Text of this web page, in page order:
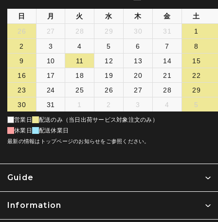
Guide
Information
日 月 火 水 木 金
土
26
27 28 29 30 31
1
2
3 4 5 6 7
8
9
10 11 12 13 14
15
16
17 18 19 20 21
22
23
24 25 26 27 28
29
30
31 1 2 3 4 5
営業日
配送のみ（当日出荷サービス対象注文のみ）
休業日
配送休業日
最新の情報はトップページのお知らせをご参照ください。